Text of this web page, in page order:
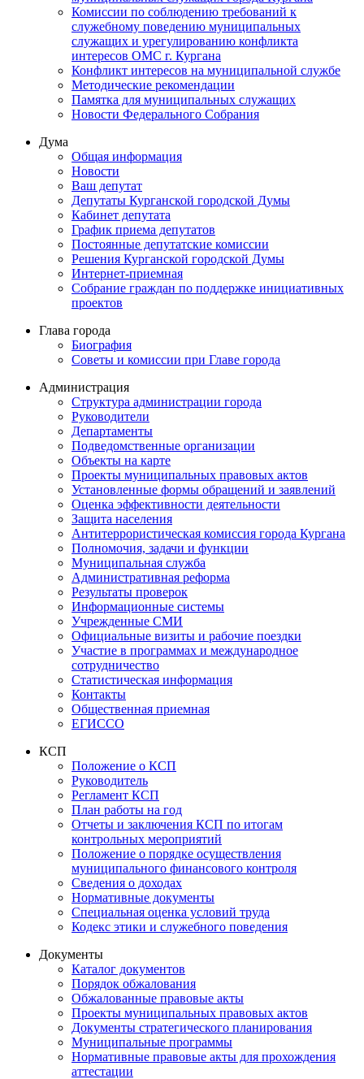
Комиссии по соблюдению требований к
служебному поведению муниципальных
служащих и урегулированию конфликта
интересов ОМС г. Кургана
Конфликт интересов на муниципальной службе
Методические рекомендации
Памятка для муниципальных служащих
Новости Федерального Cобрания
Дума
Общая информация
Новости
Ваш депутат
Депутаты Курганской городской Думы
Кабинет депутата
График приема депутатов
Постоянные депутатские комиссии
Решения Курганской городской Думы
Интернет-приемная
Собрание граждан по поддержке инициативных
проектов
Глава города
Биография
Советы и комиссии при Главе города
Администрация
Структура администрации города
Руководители
Департаменты
Подведомственные организации
Объекты на карте
Проекты муниципальных правовых актов
Установленные формы обращений и заявлений
Оценка эффективности деятельности
Защита населения
Антитеррористическая комиссия города Кургана
Полномочия, задачи и функции
Муниципальная служба
Административная реформа
Результаты проверок
Информационные системы
Учрежденные СМИ
Официальные визиты и рабочие поездки
Участие в программах и международное
сотрудничество
Статистическая информация
Контакты
Общественная приемная
ЕГИССО
КСП
Положение о КСП
Руководитель
Регламент КСП
План работы на год
Отчеты и заключения КСП по итогам
контрольных мероприятий
Положение о порядке осуществления
муниципального финансового контроля
Сведения о доходах
Нормативные документы
Специальная оценка условий труда
Кодекс этики и служебного поведения
Документы
Каталог документов
Порядок обжалования
Обжалованные правовые акты
Проекты муниципальных правовых актов
Документы стратегического планирования
Муниципальные программы
Нормативные правовые акты для прохождения
аттестации